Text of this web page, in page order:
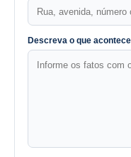
Descreva o que